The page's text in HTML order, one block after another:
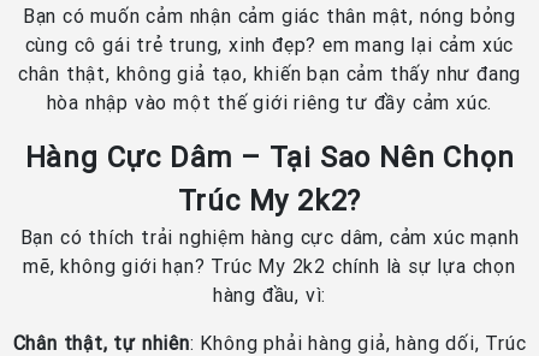
Bạn có muốn cảm nhận cảm giác thân mật, nóng bỏng
cùng cô gái trẻ trung, xinh đẹp? em mang lại cảm xúc
chân thật, không giả tạo, khiến bạn cảm thấy như đang
hòa nhập vào một thế giới riêng tư đầy cảm xúc.
Hàng Cực Dâm – Tại Sao Nên Chọn
Trúc My 2k2?
Bạn có thích trải nghiệm hàng cực dâm, cảm xúc mạnh
mẽ, không giới hạn? Trúc My 2k2 chính là sự lựa chọn
hàng đầu, vì:
Chân thật, tự nhiên: Không phải hàng giả, hàng dối, Trúc